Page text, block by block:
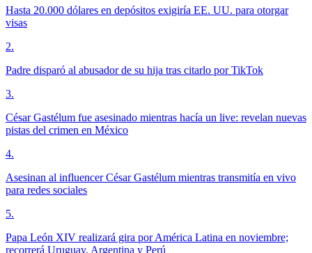
Hasta 20.000 dólares en depósitos exigiría EE. UU. para otorgar
visas
2.
Padre disparó al abusador de su hija tras citarlo por TikTok
3.
César Gastélum fue asesinado mientras hacía un live: revelan nuevas
pistas del crimen en México
4.
Asesinan al influencer César Gastélum mientras transmitía en vivo
para redes sociales
5.
Papa León XIV realizará gira por América Latina en noviembre;
recorrerá Uruguay, Argentina y Perú